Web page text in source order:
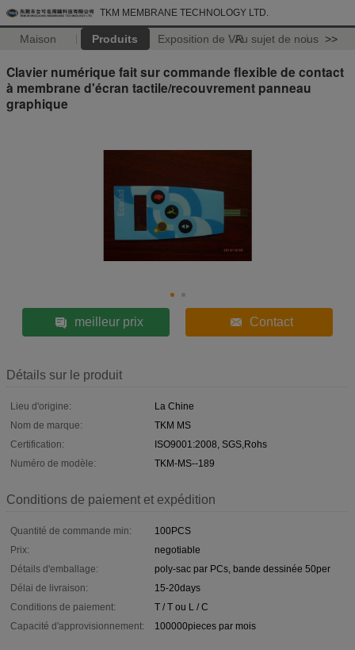
TKM MEMBRANE TECHNOLOGY LTD.
Maison Produits Exposition de VRAu sujet de nous >>
Clavier numérique fait sur commande flexible de contact
à membrane d'écran tactile/recouvrement panneau
graphique
meilleur prix Contact
Détails sur le produit
Lieu d'origine:
La Chine
Nom de marque:
TKM MS
Certification:
ISO9001:2008, SGS,Rohs
Numéro de modèle:
TKM-MS--189
Conditions de paiement et expédition
Quantité de commande min:
100PCS
Prix:
negotiable
Détails d'emballage:
poly-sac par PCs, bande dessinée 50per
Délai de livraison:
15-20days
Conditions de paiement:
T / T ou L / C
Capacité d'approvisionnement:
100000pieces par mois